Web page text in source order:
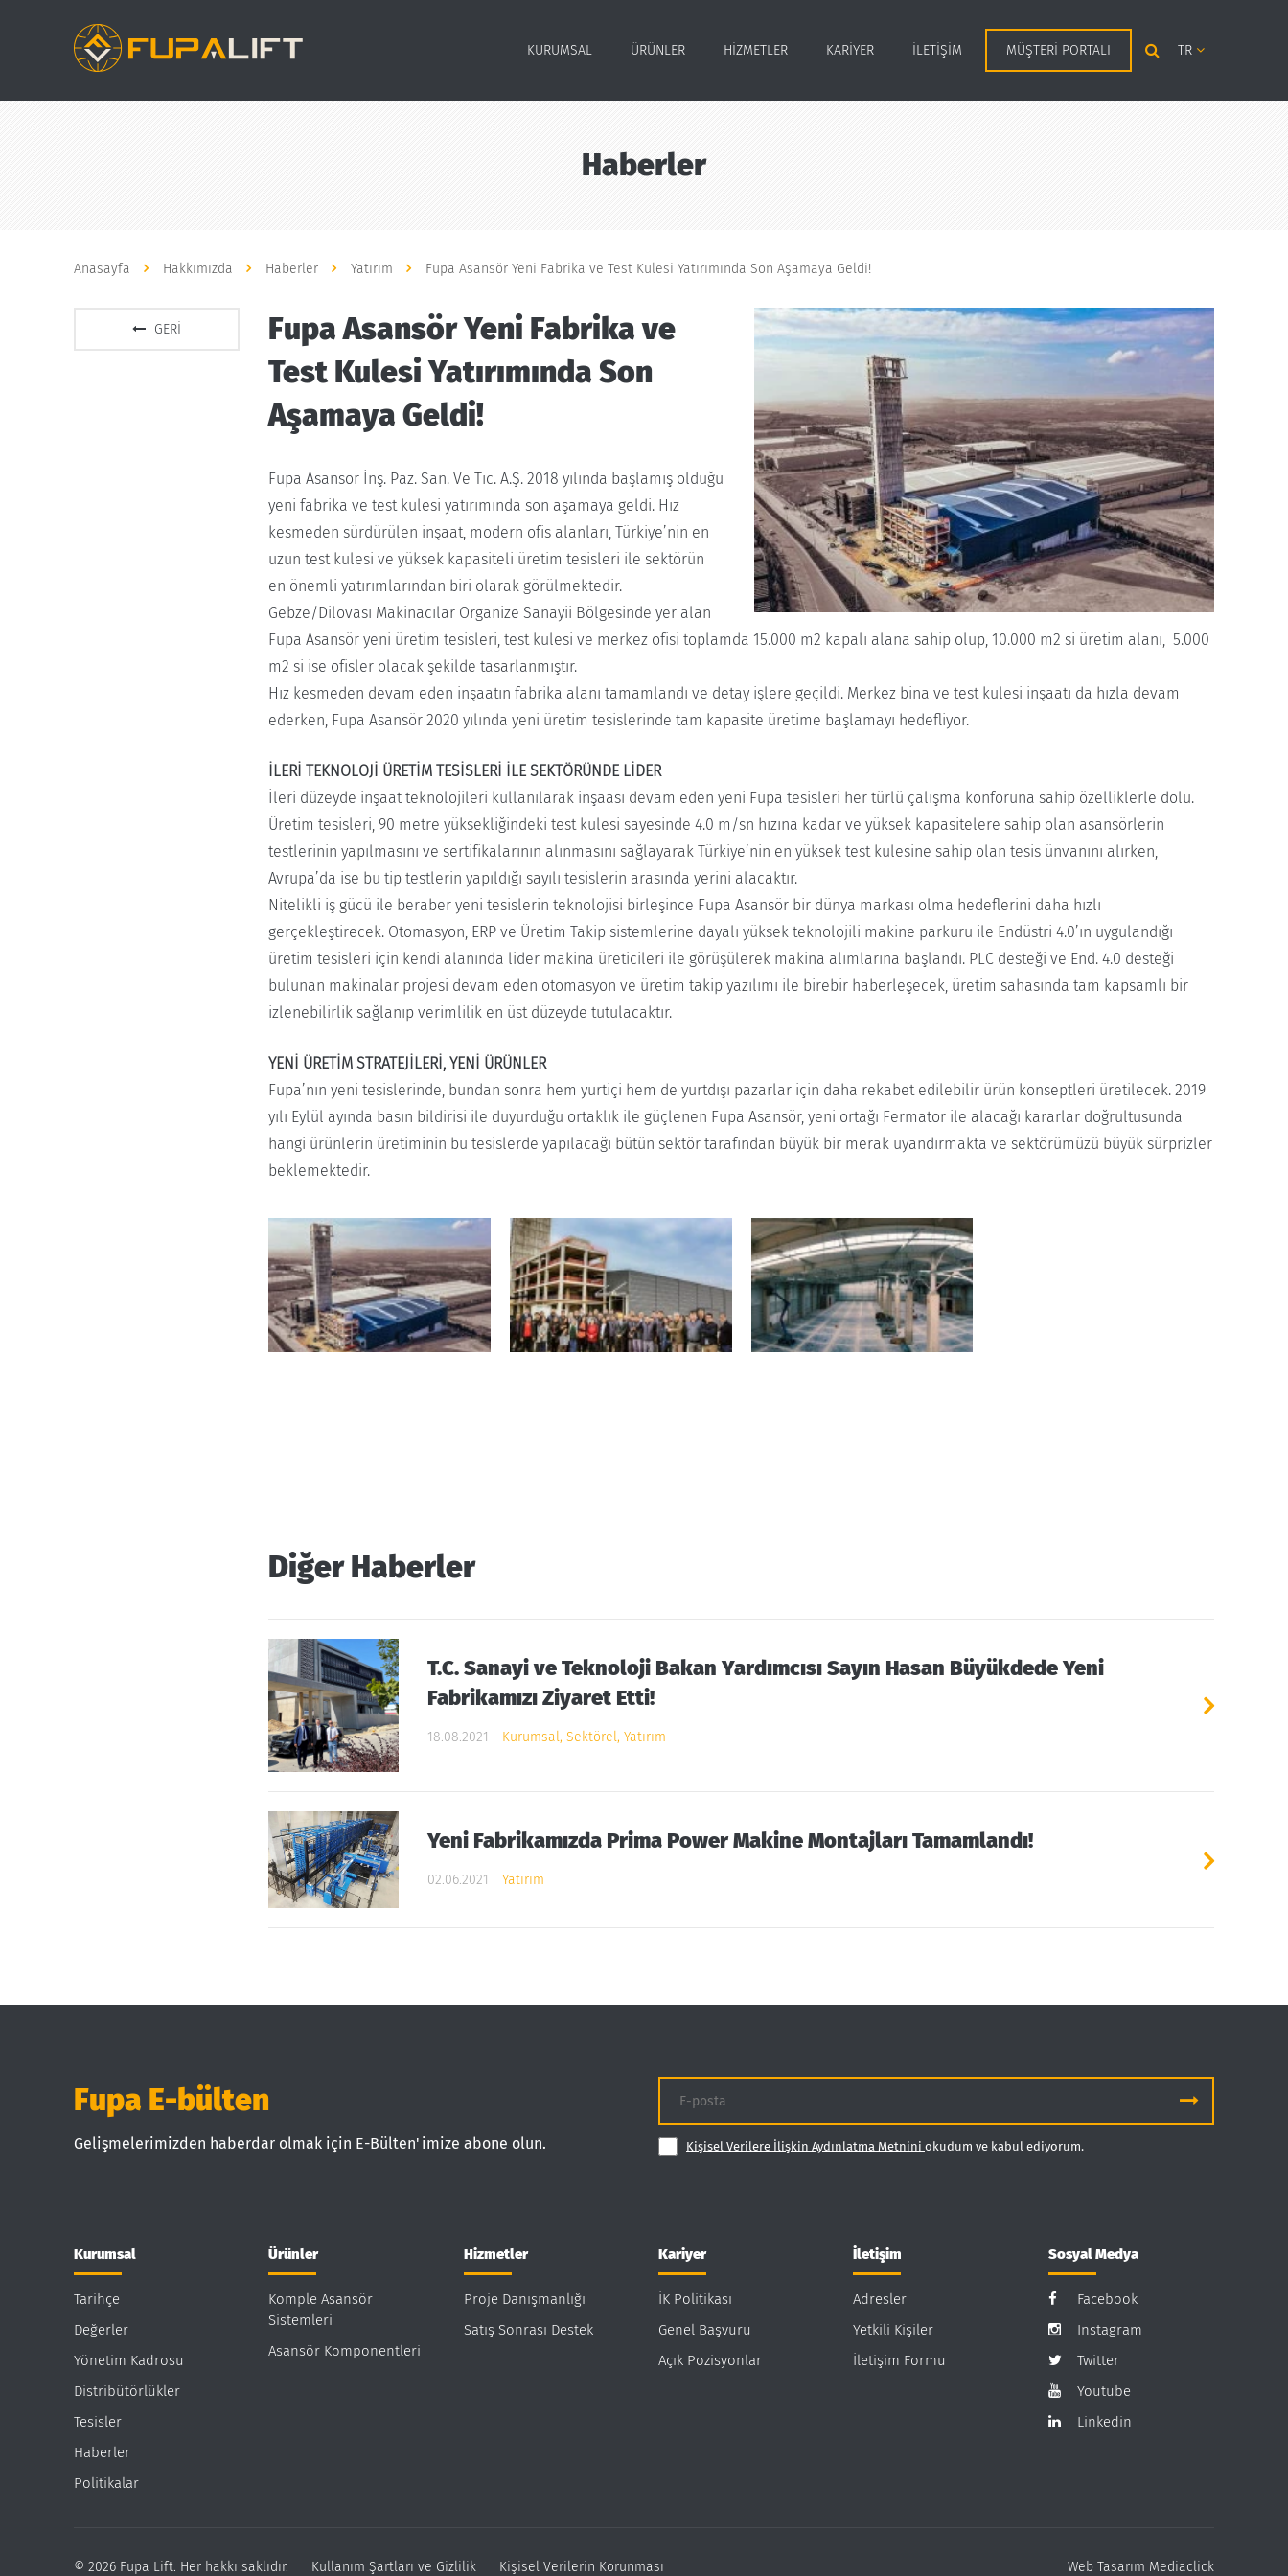
KURUMSAL ÜRÜNLER HIZMETLER KARIYER İLETIŞIM MÜŞTERI PORTALI TR
Haberler
Anasayfa Hakkımızda Haberler Yatırım Fupa Asansör Yeni Fabrika ve Test Kulesi Yatırımında Son Aşamaya Geldi!
GERI
Fupa Asansör Yeni Fabrika ve
Test Kulesi Yatırımında Son
Aşamaya Geldi!
Fupa Asansör İnş. Paz. San. Ve Tic. A.Ş. 2018 yılında başlamış olduğu
yeni fabrika ve test kulesi yatırımında son aşamaya geldi. Hız
kesmeden sürdürülen inşaat, modern ofis alanları, Türkiye’nin en
uzun test kulesi ve yüksek kapasiteli üretim tesisleri ile sektörün
en önemli yatırımlarından biri olarak görülmektedir.
Gebze/Dilovası Makinacılar Organize Sanayii Bölgesinde yer alan
Fupa Asansör yeni üretim tesisleri, test kulesi ve merkez ofisi toplamda 15.000 m2 kapalı alana sahip olup, 10.000 m2 si üretim alanı, 5.000
m2 si ise ofisler olacak şekilde tasarlanmıştır.
Hız kesmeden devam eden inşaatın fabrika alanı tamamlandı ve detay işlere geçildi. Merkez bina ve test kulesi inşaatı da hızla devam
ederken, Fupa Asansör 2020 yılında yeni üretim tesislerinde tam kapasite üretime başlamayı hedefliyor.
İLERİ TEKNOLOJİ ÜRETİM TESİSLERİ İLE SEKTÖRÜNDE LİDER
İleri düzeyde inşaat teknolojileri kullanılarak inşaası devam eden yeni Fupa tesisleri her türlü çalışma konforuna sahip özelliklerle dolu.
Üretim tesisleri, 90 metre yüksekliğindeki test kulesi sayesinde 4.0 m/sn hızına kadar ve yüksek kapasitelere sahip olan asansörlerin
testlerinin yapılmasını ve sertifikalarının alınmasını sağlayarak Türkiye’nin en yüksek test kulesine sahip olan tesis ünvanını alırken,
Avrupa’da ise bu tip testlerin yapıldığı sayılı tesislerin arasında yerini alacaktır.
Nitelikli iş gücü ile beraber yeni tesislerin teknolojisi birleşince Fupa Asansör bir dünya markası olma hedeflerini daha hızlı
gerçekleştirecek. Otomasyon, ERP ve Üretim Takip sistemlerine dayalı yüksek teknolojili makine parkuru ile Endüstri 4.0’ın uygulandığı
üretim tesisleri için kendi alanında lider makina üreticileri ile görüşülerek makina alımlarına başlandı. PLC desteği ve End. 4.0 desteği
bulunan makinalar projesi devam eden otomasyon ve üretim takip yazılımı ile birebir haberleşecek, üretim sahasında tam kapsamlı bir
izlenebilirlik sağlanıp verimlilik en üst düzeyde tutulacaktır.
YENİ ÜRETİM STRATEJİLERİ, YENİ ÜRÜNLER
Fupa’nın yeni tesislerinde, bundan sonra hem yurtiçi hem de yurtdışı pazarlar için daha rekabet edilebilir ürün konseptleri üretilecek. 2019
yılı Eylül ayında basın bildirisi ile duyurduğu ortaklık ile güçlenen Fupa Asansör, yeni ortağı Fermator ile alacağı kararlar doğrultusunda
hangi ürünlerin üretiminin bu tesislerde yapılacağı bütün sektör tarafından büyük bir merak uyandırmakta ve sektörümüzü büyük sürprizler
beklemektedir.
Diğer Haberler
T.C. Sanayi ve Teknoloji Bakan Yardımcısı Sayın Hasan Büyükdede Yeni
Fabrikamızı Ziyaret Etti!
18.08.2021 Kurumsal, Sektörel, Yatırım
Yeni Fabrikamızda Prima Power Makine Montajları Tamamlandı!
02.06.2021 Yatırım
Fupa E-bülten
Gelişmelerimizden haberdar olmak için E-Bülten'imize abone olun. Kişisel Verilere İlişkin Aydınlatma Metnini okudum ve kabul ediyorum.
Kurumsal
Tarihçe
Değerler
Yönetim Kadrosu
Distribütörlükler
Tesisler
Haberler
Politikalar
Ürünler
Komple Asansör
Sistemleri
Asansör Komponentleri
Hizmetler
Proje Danışmanlığı
Satış Sonrası Destek
Kariyer
İK Politikası
Genel Başvuru
Açık Pozisyonlar
İletişim
Adresler
Yetkili Kişiler
İletişim Formu
Sosyal Medya
Facebook
Instagram
Twitter
Youtube
Linkedin
© 2026 Fupa Lift. Her hakkı saklıdır. Kullanım Şartları ve Gizlilik Kişisel Verilerin Korunması Web Tasarım Mediaclick